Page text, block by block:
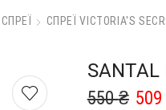
СПРЕЇ VICTORIA'S
SANTAL
550₴ 509